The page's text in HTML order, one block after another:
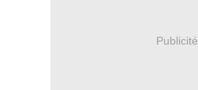
Publicité